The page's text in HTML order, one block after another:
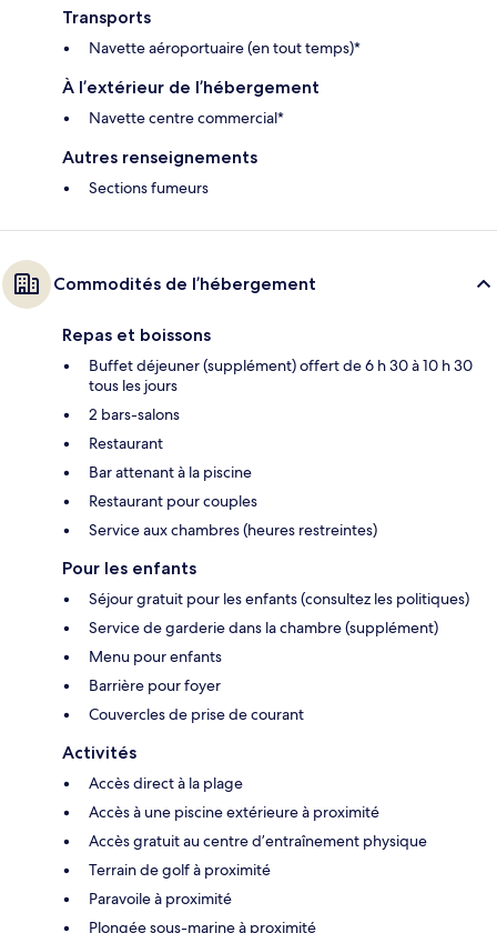
Transports
Navette aéroportuaire (en tout temps)*
À l’extérieur de l’hébergement
Navette centre commercial*
Autres renseignements
Sections fumeurs
Commodités de l’hébergement
Repas et boissons
Buffet déjeuner (supplément) offert de 6 h 30 à 10 h 30
tous les jours
2 bars-salons
Restaurant
Bar attenant à la piscine
Restaurant pour couples
Service aux chambres (heures restreintes)
Pour les enfants
Séjour gratuit pour les enfants (consultez les politiques)
Service de garderie dans la chambre (supplément)
Menu pour enfants
Barrière pour foyer
Couvercles de prise de courant
Activités
Accès direct à la plage
Accès à une piscine extérieure à proximité
Accès gratuit au centre d’entraînement physique
Terrain de golf à proximité
Paravoile à proximité
Plongée sous-marine à proximité